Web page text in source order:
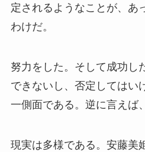
定されるようなことが、あ
わけだ。
努力をした。そして成功し
できないし、否定してはい
一側面である。逆に言えば
現実は多様である。安藤美